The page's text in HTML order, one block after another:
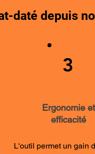
daté depuis
3
Ergonomie et
efficacité
L'outil permet un gain